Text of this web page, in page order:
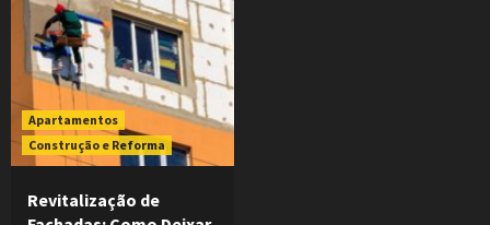
Apartamentos
Construção e Reforma
Revitalização de